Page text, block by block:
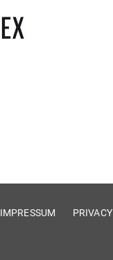
IMPRESSUM
PRIVACY